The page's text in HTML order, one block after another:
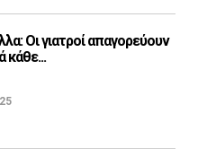
Οι γιατροί απαγορεύουν
κάθε...